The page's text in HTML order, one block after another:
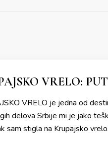
VRELO:
VRELO je jedna od
delova Srbije mi je jako
sam stigla na Krupajsko